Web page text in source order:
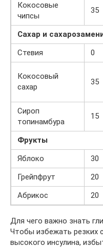
Кокосовые
чипсы
35
Сахар и
Стевия
0
Кокосовый
сахар
35
Сироп
топинамбура
15
Фрукты
Яблоко
30
Грейпфрут
20
Абрикос
20
Для чего важно знать
Чтобы избежать резких
высокого инсулина,